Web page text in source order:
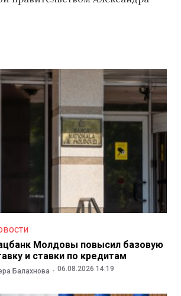
Молдовы повысил базовую
и ставки по кредитам
Балахнова 06.08.2026 14:19